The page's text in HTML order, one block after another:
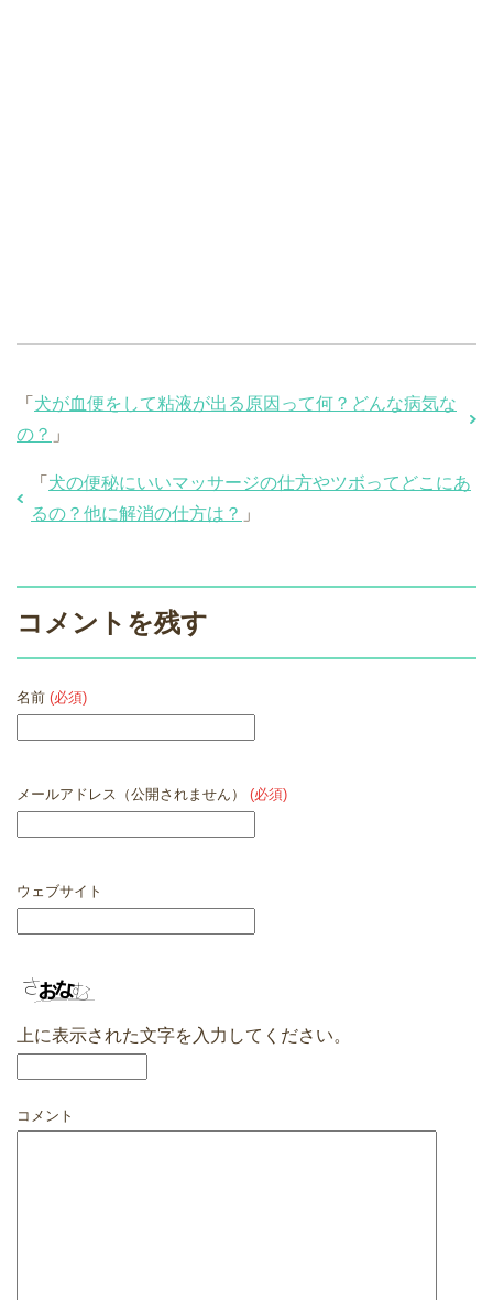
「 犬が血便をして粘液が出る原因って何？どんな病気な
の？ 」
「 犬の便秘にいいマッサージの仕方やツボってどこにあ
るの？他に解消の仕方は？ 」
コメントを残す
名前 (必須)
メールアドレス（公開されません） (必須)
ウェブサイト
上に表示された文字を入力してください。
コメント